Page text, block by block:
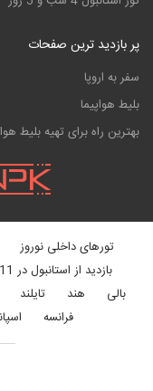
پر بازدید ترین صفحات
سفر به اروپا
بلیط هواپیما
بهترین راه برای تهیه بلیط
تورهای داخلی نوروز
بازدید از استانبول در 11 دقیقه
بالی
هند تایلند
فرانسه